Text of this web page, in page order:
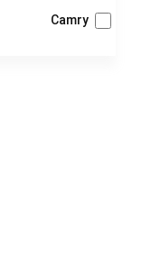
Camry